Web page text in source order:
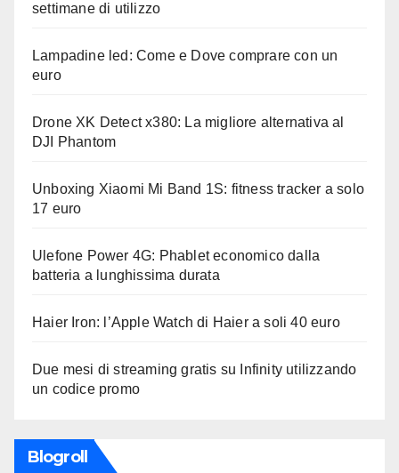
settimane di utilizzo
Lampadine led: Come e Dove comprare con un
euro
Drone XK Detect x380: La migliore alternativa al
DJI Phantom
Unboxing Xiaomi Mi Band 1S: fitness tracker a solo
17 euro
Ulefone Power 4G: Phablet economico dalla
batteria a lunghissima durata
Haier Iron: l’Apple Watch di Haier a soli 40 euro
Due mesi di streaming gratis su Infinity utilizzando
un codice promo
Blogroll